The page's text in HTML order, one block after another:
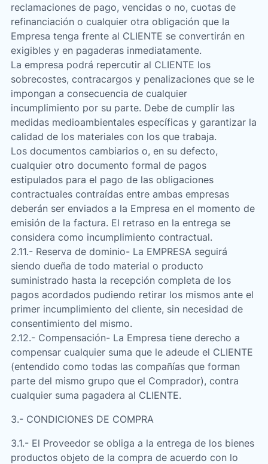
reclamaciones de pago, vencidas o no, cuotas de
refinanciación o cualquier otra obligación que la
Empresa tenga frente al CLIENTE se convertirán en
exigibles y en pagaderas inmediatamente.
La empresa podrá repercutir al CLIENTE los
sobrecostes, contracargos y penalizaciones que se le
impongan a consecuencia de cualquier
incumplimiento por su parte. Debe de cumplir las
medidas medioambientales específicas y garantizar la
calidad de los materiales con los que trabaja.
Los documentos cambiarios o, en su defecto,
cualquier otro documento formal de pagos
estipulados para el pago de las obligaciones
contractuales contraídas entre ambas empresas
deberán ser enviados a la Empresa en el momento de
emisión de la factura. El retraso en la entrega se
considera como incumplimiento contractual.
2.11.- Reserva de dominio- La EMPRESA seguirá
siendo dueña de todo material o producto
suministrado hasta la recepción completa de los
pagos acordados pudiendo retirar los mismos ante el
primer incumplimiento del cliente, sin necesidad de
consentimiento del mismo.
2.12.- Compensación- La Empresa tiene derecho a
compensar cualquier suma que le adeude el CLIENTE
(entendido como todas las compañías que forman
parte del mismo grupo que el Comprador), contra
cualquier suma pagadera al CLIENTE.
3.- CONDICIONES DE COMPRA
3.1.- El Proveedor se obliga a la entrega de los bienes
productos objeto de la compra de acuerdo con lo